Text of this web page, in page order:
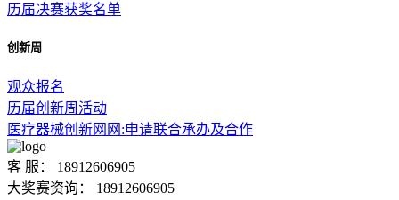
历届决赛获奖名单
创新周
观众报名
历届创新周活动
医疗器械创新网网:申请联合承办及合作
客 服： 18912606905
大奖赛资询： 18912606905